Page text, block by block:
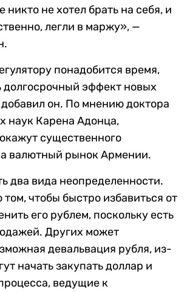
никто не хотел брать на себя, и
легли в маржу», —
понадобится время,
долгосрочный эффект новых
он. По мнению доктора
наук Карена Адонца,
существенного
валютный рынок Армении.
два вида неопределенности.
чтобы быстро избавиться от
его рублем, поскольку есть
Других может
девальвация рубля, из-
начать закупать доллар и
ведущие к